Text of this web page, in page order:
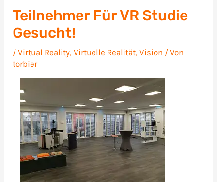
Teilnehmer Für VR Studie
Gesucht!
/Virtual Reality,Virtuelle Realität,Vision / Von
torbier